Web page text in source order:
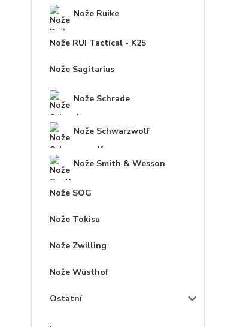
Nože Ruike
Nože RUI Tactical - K25
Nože Sagitarius
Nože Schrade
Nože Schwarzwolf
Nože Smith & Wesson
Nože SOG
Nože Tokisu
Nože Zwilling
Nože Wüsthof
Ostatní